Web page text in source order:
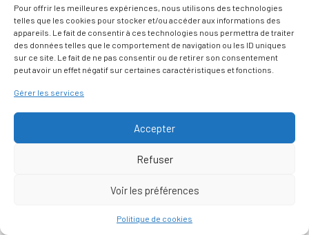
Pour offrir les meilleures expériences, nous utilisons des technologies
telles que les cookies pour stocker et/ou accéder aux informations des
appareils. Le fait de consentir à ces technologies nous permettra de traiter
des données telles que le comportement de navigation ou les ID uniques
sur ce site. Le fait de ne pas consentir ou de retirer son consentement
peut avoir un effet négatif sur certaines caractéristiques et fonctions.
Gérer les services
Accepter
Refuser
Voir les préférences
Politique de cookies